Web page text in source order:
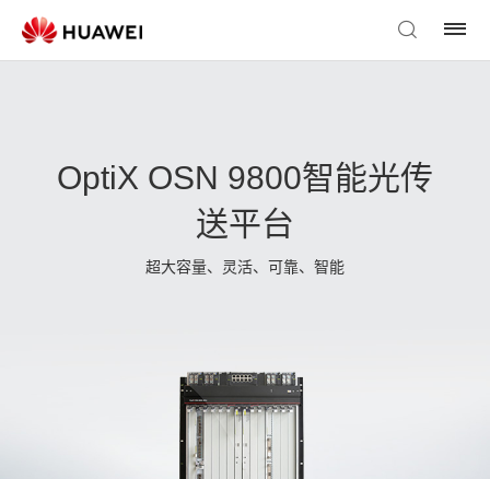
OptiX OSN 9800智能光传
送平台
超大容量、灵活、可靠、智能